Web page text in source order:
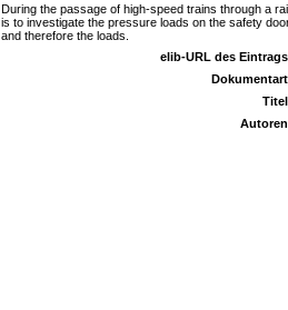
During the passage of high-speed trains through a
is to investigate the pressure loads on the safety
and therefore the loads.
elib-URL des